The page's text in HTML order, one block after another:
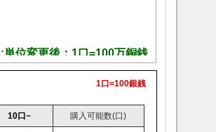
単位変更後：1口=100万銅銭
1口=100銀銭
10口~ 購入可能数(口)